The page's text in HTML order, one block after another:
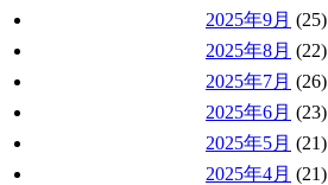
2025年9月 (25)
2025年8月 (22)
2025年7月 (26)
2025年6月 (23)
2025年5月 (21)
2025年4月 (21)